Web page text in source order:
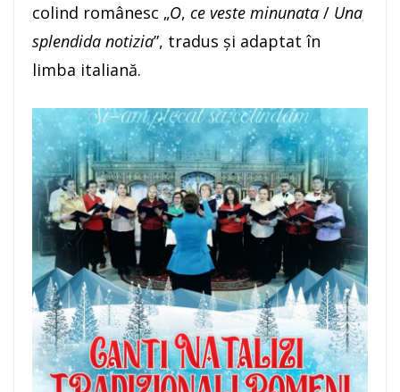
colind românesc „O, ce veste minunata / Una
splendida notizia”, tradus și adaptat în
limba italiană.